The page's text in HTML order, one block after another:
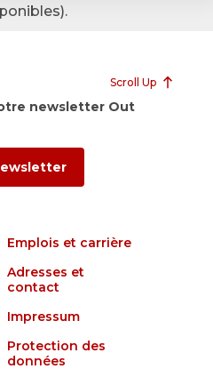
Scroll Up
newsletter Out
Emplois et carrière
Adresses et
contact
Impressum
Protection des
données